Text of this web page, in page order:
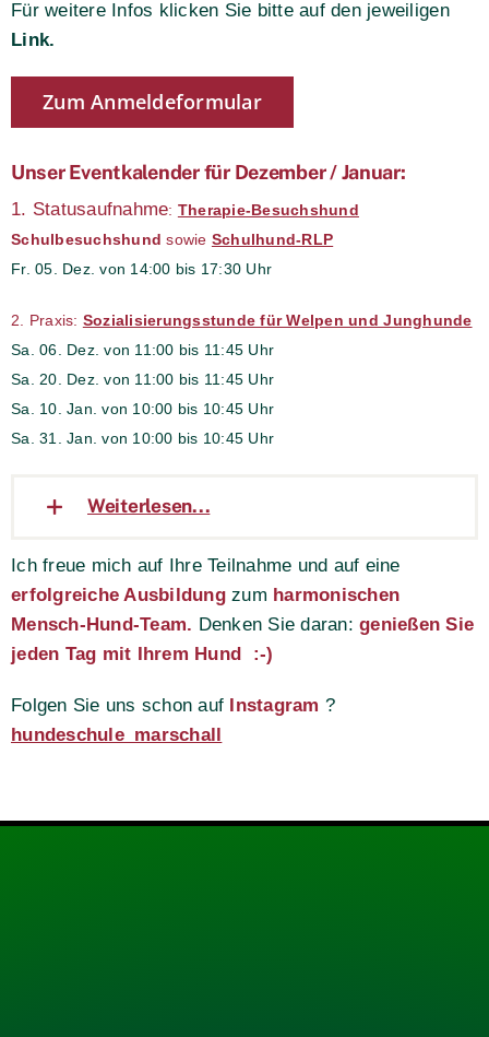
Für weitere Infos klicken Sie bitte auf den jeweiligen
Link.
Zum Anmeldeformular
Unser Eventkalender für Dezember / Januar:
1. Statusaufnahme: Therapie-Besuchshund
Schulbesuchshund sowie Schulhund-RLP
Fr. 05. Dez. von 14:00 bis 17:30 Uhr
2. Praxis: Sozialisierungsstunde für Welpen und Junghunde
Sa. 06. Dez. von 11:00 bis 11:45 Uhr
Sa. 20. Dez. von 11:00 bis 11:45 Uhr
Sa. 10. Jan. von 10:00 bis 10:45 Uhr
Sa. 31. Jan. von 10:00 bis 10:45 Uhr
Weiterlesen...
Ich freue mich auf Ihre Teilnahme und auf eine
erfolgreiche Ausbildungzum harmonischen
Mensch-Hund-Team. Denken Sie daran:genießen Sie
jeden Tag mit Ihrem Hund :-)
Folgen Sie uns schon auf Instagram ?
hundeschule_marschall